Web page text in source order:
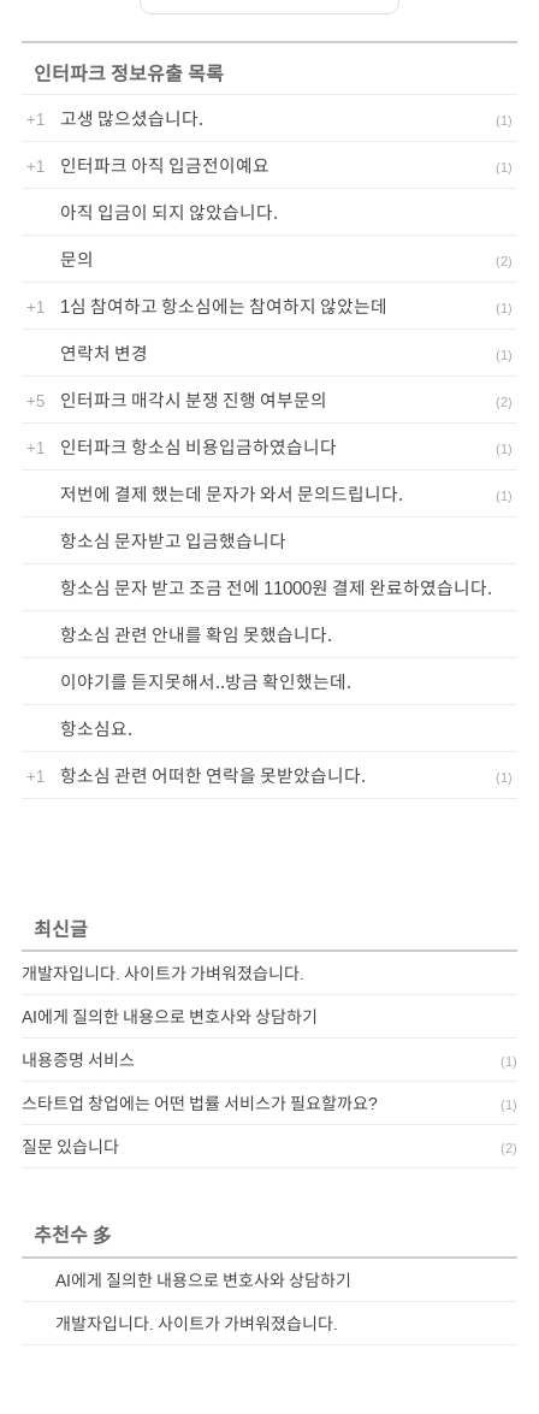
인터파크 정보유출목록
+1 고생 많으셨습니다. (1)
+1 인터파크 아직 입금전이예요 (1)
아직 입금이 되지 않았습니다.
문의
(2)
+1 1심 참여하고 항소심에는 참여하지 않았는데 (1)
연락처 변경 (1)
+5 인터파크 매각시 분쟁 진행 여부문의 (2)
+1 인터파크 항소심 비용입금하였습니다 (1)
저번에 결제 했는데 문자가 와서 문의드립니다. (1)
항소심 문자받고 입금했습니다
항소심 문자 받고 조금 전에 11000원 결제 완료하였습니다.
항소심 관련 안내를 확임 못했습니다.
이야기를 듣지못해서..방금 확인했는데.
항소심요.
+1 항소심 관련 어떠한 연락을 못받았습니다. (1)
최신글
개발자입니다. 사이트가 가벼워졌습니다.
AI에게 질의한 내용으로 변호사와 상담하기
내용증명 서비스
(1)
스타트업 창업에는 어떤 법률 서비스가 필요할까요? (1)
질문 있습니다 (2)
추천수 多
AI에게 질의한 내용으로 변호사와 상담하기
개발자입니다. 사이트가 가벼워졌습니다.